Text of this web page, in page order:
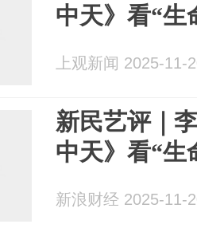
中天》看“生
上观新闻 2025-11-
新民艺评｜
中天》看“生
新浪财经 2025-11-